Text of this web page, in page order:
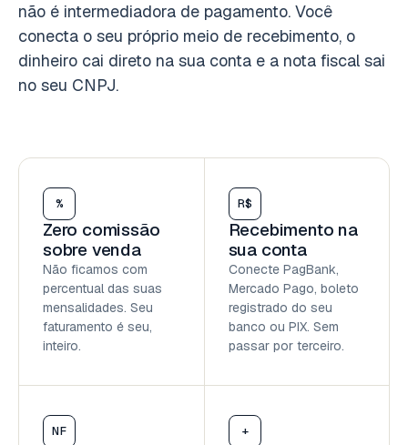
não é intermediadora de pagamento. Você
conecta o seu próprio meio de recebimento, o
dinheiro cai direto na sua conta e a nota fiscal sai
no seu CNPJ.
%
Zero comissão
sobre venda
Não ficamos com
percentual das suas
mensalidades. Seu
faturamento é seu,
inteiro.
R$
Recebimento na
sua conta
Conecte PagBank,
Mercado Pago, boleto
registrado do seu
banco ou PIX. Sem
passar por terceiro.
NF +